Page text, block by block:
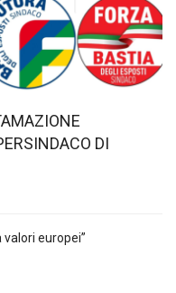
DI
europei”